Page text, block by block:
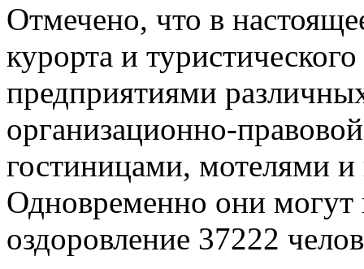
Отмечено, что в
курорта и
предприятиями
организационно-
гостиницами, мотелями и
Одновременно они могут
оздоровление 37222